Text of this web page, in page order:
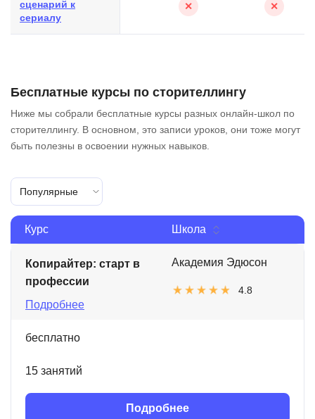
сценарий к
сериалу
✕ ✕
Бесплатные курсы по сторителлингу
Ниже мы собрали бесплатные курсы разных онлайн-школ по
сторителлингу. В основном, это записи уроков, они тоже могут
быть полезны в освоении нужных навыков.
Популярные
Курс Школа
Копирайтер: старт в
профессии
Подробнее
Академия Эдюсон
4.8
бесплатно
15 занятий
Подробнее